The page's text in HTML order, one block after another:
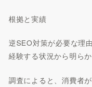
根拠と実績
逆SEO対策が必要な理
経験する状況から明らか
調査によると、消費者